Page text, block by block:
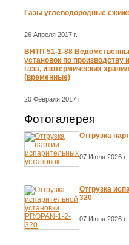
Газы углеводородные
26 Апреля 2017 г.
ВНТП 51-1-88
установок по
газа, изотермических
(временные)
20 Февраля 2017 г.
Фотогалерея
Отгрузка
07 Июля 2026 г.
Отгрузка
320
07 Июня 2026 г.